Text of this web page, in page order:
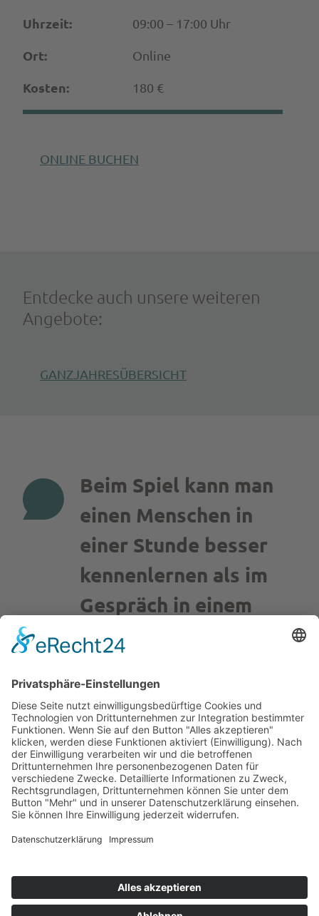
Uhrzeit: 09:00 – 17:00 Uhr
Ort: Online
Kosten: 180 €
ONLINE BUCHEN
Entdecke auch unsere weiteren
Angebote:
GANZJAHRESÜBERSICHT
Beim Spiel kann man
einen Menschen in
einer Stunde besser
kennenlernen als im
Gespräch in einem
Jahr.
PLATO
/view Website Carbon
Datenschutz
Impressum